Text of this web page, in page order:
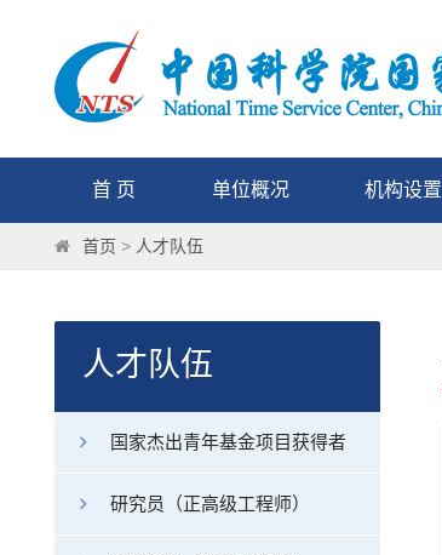
首 页 单位概况 机构设置
首页 > 人才队伍
人才队伍
国家杰出青年基金项目获得者
研究员（正高级工程师）